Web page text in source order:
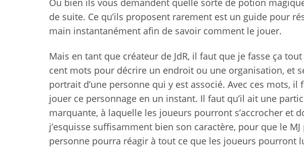
Ou bien ils vous demandent quelle sorte de potion
de suite. Ce qu’ils proposent rarement est un guide pour
main instantanément afin de savoir comment le jouer.
Mais en tant que créateur de JdR, il faut que je fasse ça
cent mots pour décrire un endroit ou une organisation, et
portrait d’une personne qui y est associé. Avec ces mots,
jouer ce personnage en un instant. Il faut qu’il ait une
marquante, à laquelle les joueurs pourront s’accrocher et
j’esquisse suffisamment bien son caractère, pour que le
personne pourra réagir à tout ce que les joueurs pourront